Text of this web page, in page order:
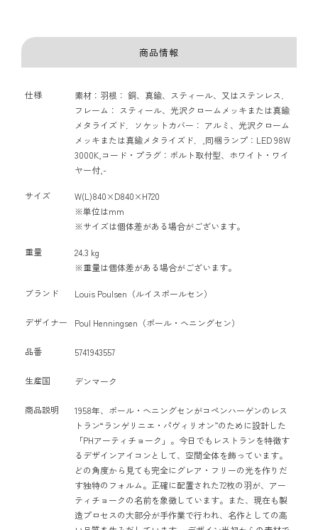
商品情報
仕様
素材：羽根： 銅、真鍮、スティール、又はステンレス．
フレーム： スティール、光沢クロームメッキまたは真鍮
メタライズド．ソケットカバー： アルミ、光沢クローム
メッキまたは真鍮メタライズド．,同梱ランプ：LED 98W
3000K,コード・プラグ：ボルト取付型、ホワイト・ワイ
ヤー付,-
サイズ
W(L)840×D840×H720
※単位はmm
※サイズは個体差がある場合がございます。
重量
24.3 kg
※重量は個体差がある場合がございます。
ブランド Louis Poulsen（ルイスポールセン）
デザイナー Poul Henningsen（ポール・ヘニングセン）
品番 5741943557
生産国 デンマーク
商品説明
1958年、ポール・ヘニングセンがコペンハーゲンのレス
トラン“ランゲリニエ・パヴィリオン”のために設計した
「PHアーティチョーク」。今日でもレストランを特徴す
るデザインアイコンとして、空間全体を飾っています。
どの角度から見ても完全にグレア・フリーの光を作りだ
す独特のフォルム。正確に配置された72枚の羽が、アー
ティチョークの名前を象徴しています。また、現在も製
造プロセスの大部分が手作業で行われ、名作としての高